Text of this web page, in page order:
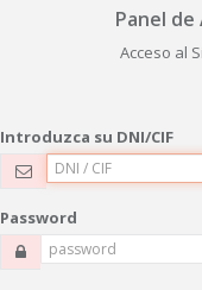
Panel
Acceso al
Introduzca su DNI/CIF
Password